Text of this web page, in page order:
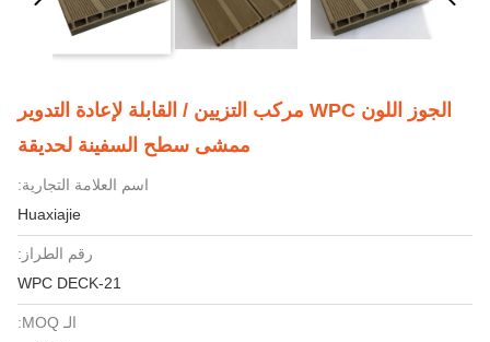
الجوز اللون WPC مركب التزيين / القابلة لإعادة التدوير
ممشى سطح السفينة لحديقة
اسم العلامة التجارية:
Huaxiajie
رقم الطراز:
WPC DECK-21
الـ MOQ: